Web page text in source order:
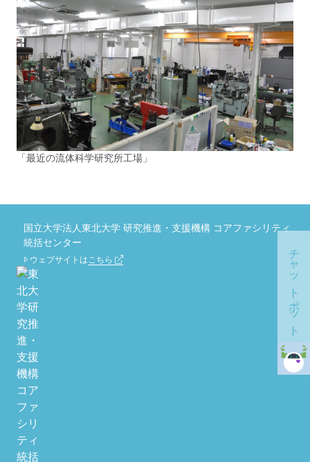
「最近の流体科学研究所工場」
チャットボット
国立大学法人東北大学 研究推進・支援機構 コアファシリティ
統括センター
ウェブサイトはこちら